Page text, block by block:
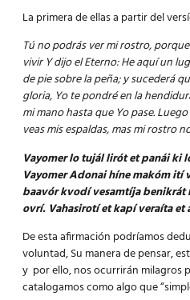
La primera de ellas a partir del
Tú no podrás ver mi rostro,
vivir Y dijo el Eterno: He aquí un
de pie sobre la peña;y sucederá
gloria, Yo te pondré en la
mi mano hasta que Yo pase.
veas mis espaldas, mas mi rostro
Vayomer lo tujál lirót et panái ki
Vayomer Adonai híne makóm ití
baavór kvodí vesamtíja benikrát
ovrí. Vahasirotí et kapí veraíta
De esta afirmación podríamos
voluntad, Su manera de pensar,
y por ello, nos ocurrirán milagros
catalogamos como algo que